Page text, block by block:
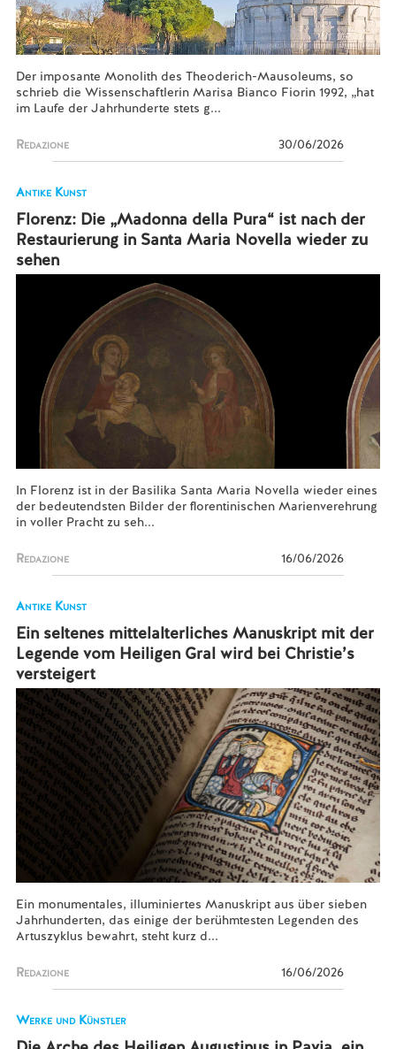
Der imposante Monolith des Theoderich-Mausoleums, so
schrieb die Wissenschaftlerin Marisa Bianco Fiorin 1992, „hat
im Laufe der Jahrhunderte stets g...
Redazione 30/06/2026
Antike Kunst
Florenz: Die „Madonna della Pura“ ist nach der
Restaurierung in Santa Maria Novella wieder zu
sehen
In Florenz ist in der Basilika Santa Maria Novella wieder eines
der bedeutendsten Bilder der florentinischen Marienverehrung
in voller Pracht zu seh...
Redazione 16/06/2026
Antike Kunst
Ein seltenes mittelalterliches Manuskript mit der
Legende vom Heiligen Gral wird bei Christie’s
versteigert
Ein monumentales, illuminiertes Manuskript aus über sieben
Jahrhunderten, das einige der berühmtesten Legenden des
Artuszyklus bewahrt, steht kurz d...
Redazione 16/06/2026
Werke und Künstler